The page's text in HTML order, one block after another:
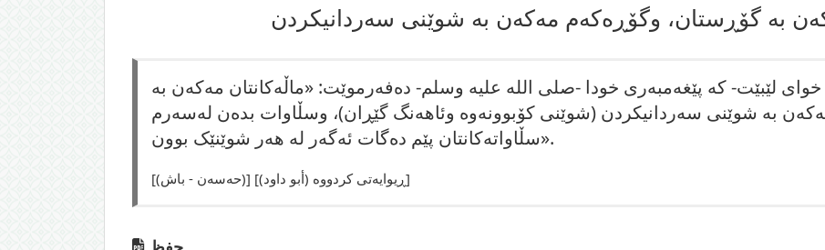
بە گۆڕستان، وگۆڕەکەم مەکەن بە شوێنی سەردانیکردن
لێبێت- کە پێغەمبەری خودا -صلى اللە علیە وسلم- دەفەرموێت: «ماڵەکانتان مەکەن بە
بە شوێنی سەردانیکردن (شوێنی کۆبوونەوە وئاهەنگ گێڕان)، وسڵاوات بدەن لەسەرم
سڵاواتەکانتان پێم دەگات ئەگەر لە هەر شوێنێک بوون».
[(حەسەن - باش)] [(أبو داود) ڕیوایەتی كردووە]